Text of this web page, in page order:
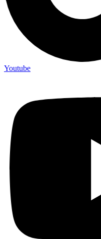
Youtube